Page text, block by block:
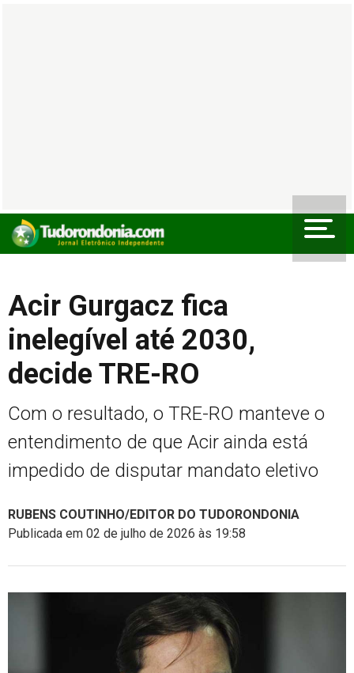
Acir Gurgacz fica
inelegível até 2030,
decide TRE-RO
Com o resultado, o TRE-RO manteve o
entendimento de que Acir ainda está
impedido de disputar mandato eletivo
RUBENS COUTINHO/EDITOR DO TUDORONDONIA
Publicada em 02 de julho de 2026 às 19:58